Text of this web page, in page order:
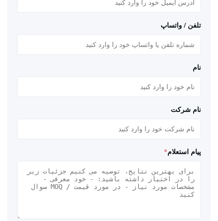
تلفن / واتساپ
نام
نام شرکت
پیام استعلام*